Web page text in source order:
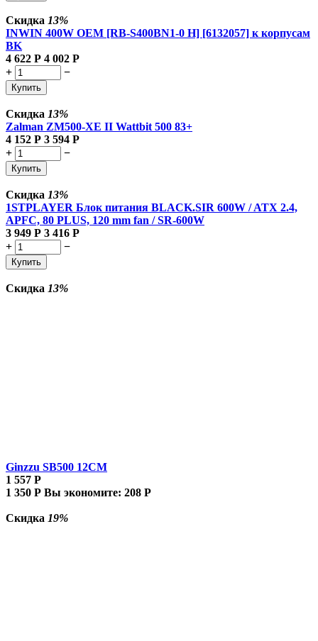
Скидка 13%
INWIN 400W OEM [RB-S400BN1-0 H] [6132057] к корпусам
BK
4 622 Р 4 002 Р
+
−
Купить
Скидка 13%
Zalman ZM500-XE II Wattbit 500 83+
4 152 Р 3 594 Р
+
−
Купить
Скидка 13%
1STPLAYER Блок питания BLACK.SIR 600W / ATX 2.4,
APFC, 80 PLUS, 120 mm fan / SR-600W
3 949 Р 3 416 Р
+
−
Купить
Скидка 13%
Ginzzu SB500 12CM
1 557 Р
1 350 Р Вы экономите: 208 Р
Скидка 19%